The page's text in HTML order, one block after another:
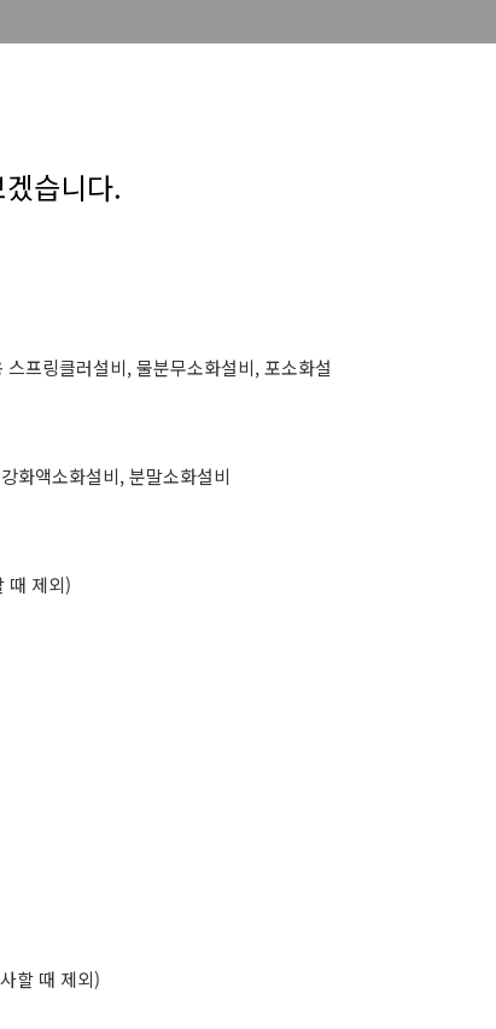
습니다.
스프링클러설비,물분무소화설비,포소화설
강화액소화설비,분말소화설비
때 제외)
할 때 제외)